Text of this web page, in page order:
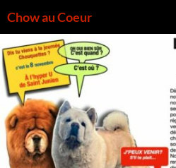
au
contenu
Chow au Coeur